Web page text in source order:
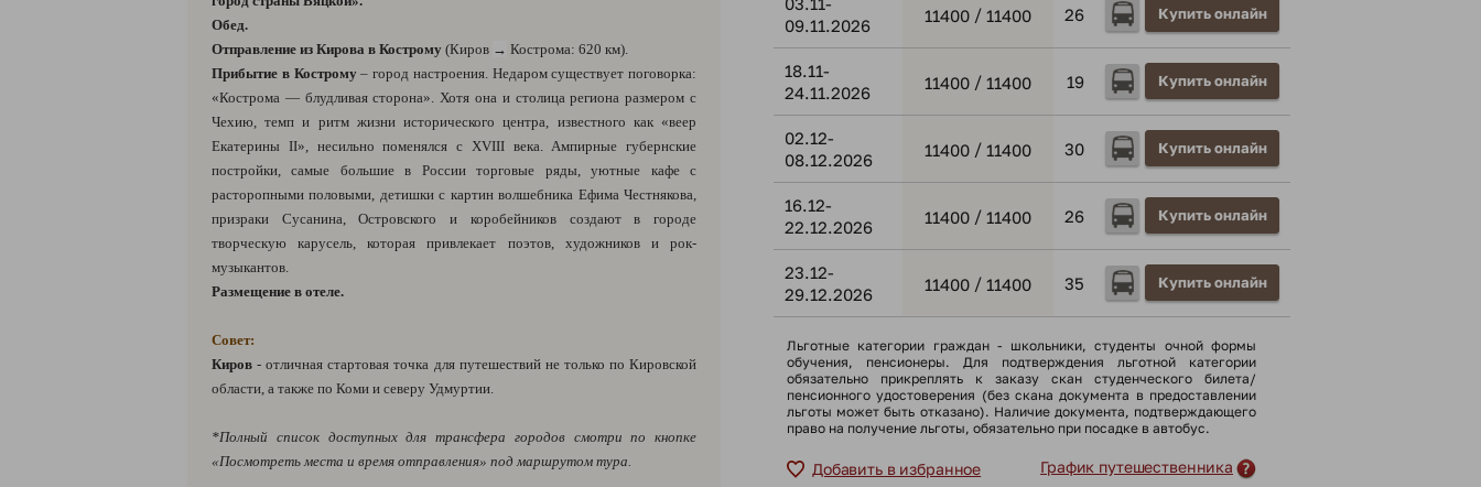
Обед.
Отправление из Кирова в Кострому (Киров → Кострома: 620 км).
Прибытие в Кострому– город настроения. Недаром существует поговорка:
«Кострома — блудливая сторона». Хотя она и столица региона размером с
Чехию, темп и ритм жизни исторического центра, известного как «веер
Екатерины II», несильно поменялся с XVIII века. Ампирные губернские
постройки, самые большие в России торговые ряды, уютные кафе с
расторопными половыми, детишки с картин волшебника Ефима Честнякова,
призраки Сусанина, Островского и коробейников создают в городе
творческую карусель, которая привлекает поэтов, художников и рок-
музыкантов.
Размещение в отеле.
Совет:
Киров - отличная стартовая точка для путешествий не только по Кировской
области, а также по Коми и северу Удмуртии.
*Полный список доступных для трансфера городов смотри по кнопке
«Посмотреть места и время отправления» под маршрутом тура.
09.11.2026
11400 / 11400 26 Купить онлайн
18.11-
24.11.2026
11400 / 11400 19 Купить онлайн
02.12-
08.12.2026
11400 / 11400 30 Купить онлайн
16.12-
22.12.2026
11400 / 11400 26 Купить онлайн
23.12-
29.12.2026
11400 / 11400 35 Купить онлайн
Льготные категории граждан - школьники, cтуденты очной формы
обучения, пенсионеры. Для подтверждения льготной категории
обязательно прикреплять к заказу скан студенческого билета/
пенсионного удостоверения (без скана документа в предоставлении
льготы может быть отказано). Наличие документа, подтверждающего
право на получение льготы, обязательно при посадке в автобус.
Добавить в избранное График путешественника